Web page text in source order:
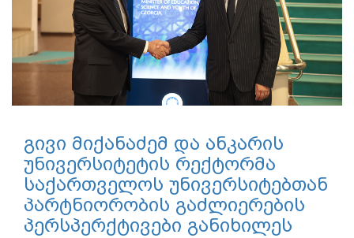
გივი მიქანაძემ და ანკარის
უნივერსიტეტის რექტორმა
საქართველოს უნივერსიტებთან
პარტნიორობის გაძლიერების
პერსპერქტივები განიხილეს